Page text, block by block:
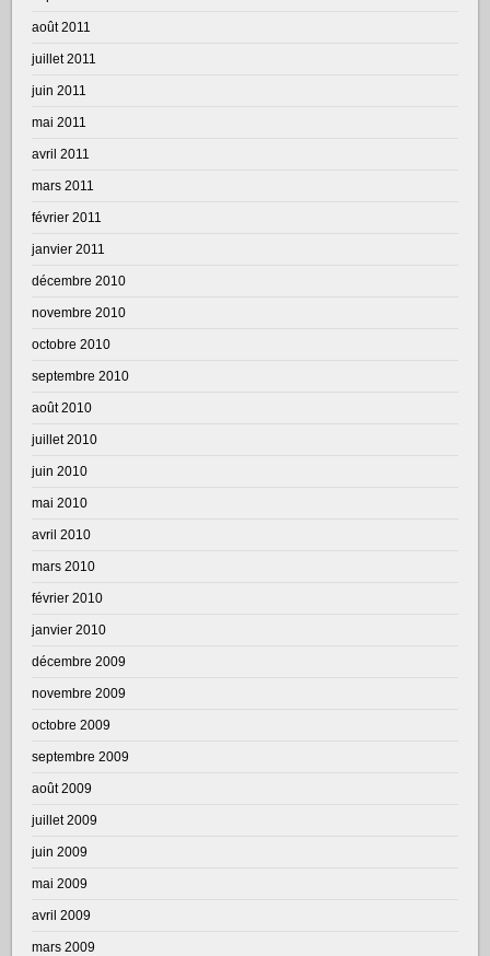
août 2011
juillet 2011
juin 2011
mai 2011
avril 2011
mars 2011
février 2011
janvier 2011
décembre 2010
novembre 2010
octobre 2010
septembre 2010
août 2010
juillet 2010
juin 2010
mai 2010
avril 2010
mars 2010
février 2010
janvier 2010
décembre 2009
novembre 2009
octobre 2009
septembre 2009
août 2009
juillet 2009
juin 2009
mai 2009
avril 2009
mars 2009